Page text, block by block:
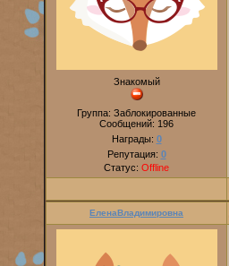
Знакомый
Группа: Заблокированные
Сообщений: 196
Награды: 0
Репутация: 0
Статус: Offline
ЕленаВладимировна